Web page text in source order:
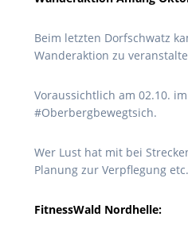
Beim letzten Dorfschwatz
Wanderaktion zu
Voraussichtlich am 02.10.
#Oberbergbewegtsich.
Wer Lust hat mit bei
Planung zur Verpflegung
FitnessWald Nordhelle: